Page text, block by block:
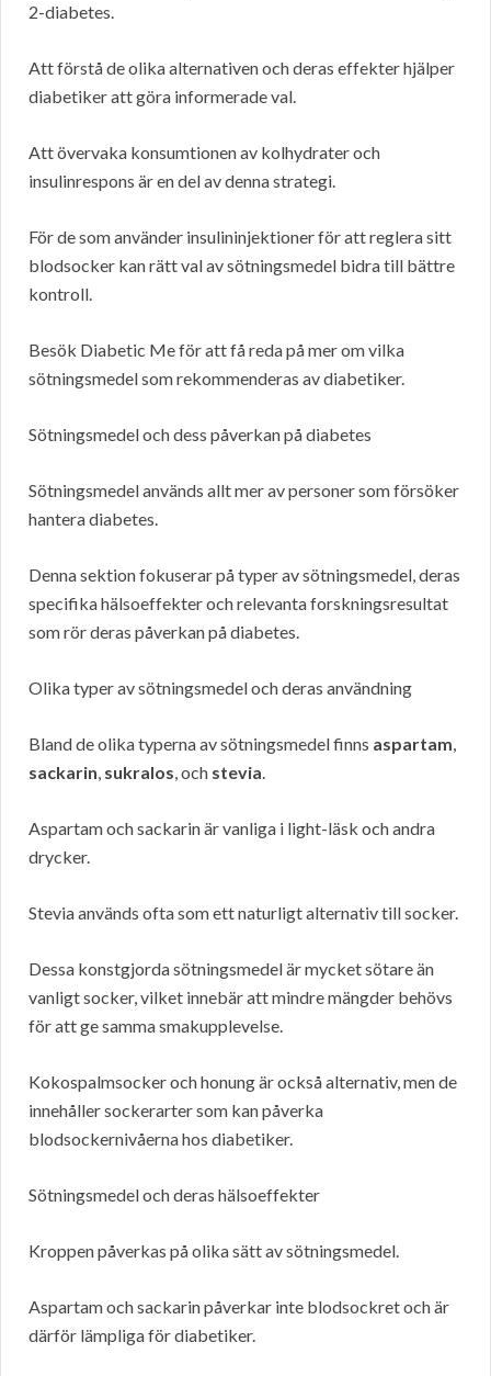
2-diabetes.
Att förstå de olika alternativen och deras effekter hjälper
diabetiker att göra informerade val.
Att övervaka konsumtionen av kolhydrater och
insulinrespons är en del av denna strategi.
För de som använder insulininjektioner för att reglera sitt
blodsocker kan rätt val av sötningsmedel bidra till bättre
kontroll.
Besök Diabetic Me för att få reda på mer om vilka
sötningsmedel som rekommenderas av diabetiker.
Sötningsmedel och dess påverkan på diabetes
Sötningsmedel används allt mer av personer som försöker
hantera diabetes.
Denna sektion fokuserar på typer av sötningsmedel, deras
specifika hälsoeffekter och relevanta forskningsresultat
som rör deras påverkan på diabetes.
Olika typer av sötningsmedel och deras användning
Bland de olika typerna av sötningsmedel finns aspartam,
sackarin, sukralos, och stevia.
Aspartam och sackarin är vanliga i light-läsk och andra
drycker.
Stevia används ofta som ett naturligt alternativ till socker.
Dessa konstgjorda sötningsmedel är mycket sötare än
vanligt socker, vilket innebär att mindre mängder behövs
för att ge samma smakupplevelse.
Kokospalmsocker och honung är också alternativ, men de
innehåller sockerarter som kan påverka
blodsockernivåerna hos diabetiker.
Sötningsmedel och deras hälsoeffekter
Kroppen påverkas på olika sätt av sötningsmedel.
Aspartam och sackarin påverkar inte blodsockret och är
därför lämpliga för diabetiker.